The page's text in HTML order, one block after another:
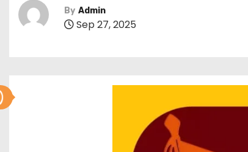
By Admin
Sep 27, 2025